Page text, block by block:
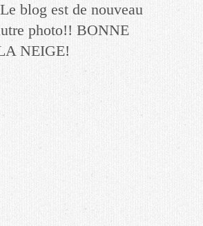
blog est de nouveau
photo!! BONNE
NEIGE!